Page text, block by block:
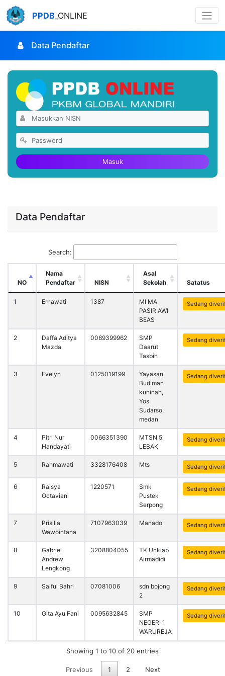
PPDB _ONLINE
Data Pendaftar
Masuk
Data Pendaftar
Search:
NO
Nama
Pendaftar
NISN
Asal
Sekolah
Satatus
1 Ernawati 1387
MI MA
PASIR AWI
BEAS
Sedang
2
Daffa Aditya
Mazda
0069399962
SMP
Daarut
Tasbih
Sedang
3 Evelyn 0125019199
Yayasan
Budiman
kuninah,
Yos
Sudarso,
medan
Sedang
4
Pitri Nur
Handayati
0066351390
MTSN 5
LEBAK
Sedang
5 Rahmawati 3328176408 Mts Sedang
6
Raisya
Octaviani
1220571
Smk
Pustek
Serpong
Sedang
7
Prisilia
Wawointana
7107963039 Manado Sedang
8
Gabriel
Andrew
Lengkong
3208804055
TK Unklab
Airmadidi
Sedang
9 Saiful Bahri 07081006
sdn bojong
2
Sedang
10 Gita Ayu Fani 0095632845
SMP
NEGERI 1
WARUREJA
Sedang
Showing 1 to 10 of 20 entries
Previous 1 2 Next